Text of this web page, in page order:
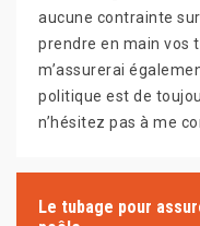
aucune contrainte
prendre en main vos
m’assurerai
politique est de
n’hésitez pas à me
Le tubage pour